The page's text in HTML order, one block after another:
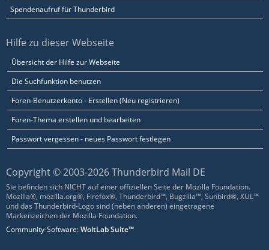
Spendenaufruf für Thunderbird
Hilfe zu dieser Webseite
Übersicht der Hilfe zur Webseite
Die Suchfunktion benutzen
Foren-Benutzerkonto - Erstellen (Neu registrieren)
Foren-Thema erstellen und bearbeiten
Passwort vergessen - neues Passwort festlegen
Copyright © 2003-2026 Thunderbird Mail DE
Sie befinden sich NICHT auf einer offiziellen Seite der Mozilla Foundation.
Mozilla®, mozilla.org®, Firefox®, Thunderbird™, Bugzilla™, Sunbird®, XUL™
und das Thunderbird-Logo sind (neben anderen) eingetragene
Markenzeichen der Mozilla Foundation.
Community-Software:WoltLab Suite™